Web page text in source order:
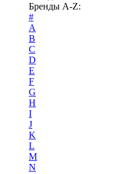
Бренды A-Z:
#
A
B
C
D
E
F
G
H
I
J
K
L
M
N